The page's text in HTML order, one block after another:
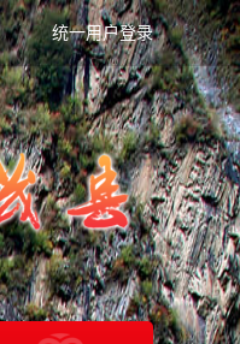
统一用户登录